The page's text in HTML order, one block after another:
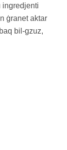
ingredjenti
ġranet aktar
bil-gzuz,